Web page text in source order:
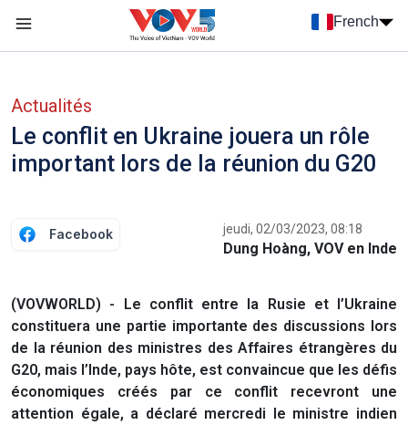
French
Actualités
Le conflit en Ukraine jouera un rôle
important lors de la réunion du G20
Facebook jeudi, 02/03/2023, 08:18
Dung Hoàng, VOV en Inde
(VOVWORLD) - Le conflit entre la Rusie et l’Ukraine
constituera une partie importante des discussions lors
de la réunion des ministres des Affaires étrangères du
G20, mais l’Inde, pays hôte, est convaincue que les défis
économiques créés par ce conflit recevront une
attention égale, a déclaré mercredi le ministre indien